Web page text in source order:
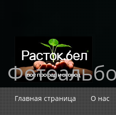
Главная страница О нас